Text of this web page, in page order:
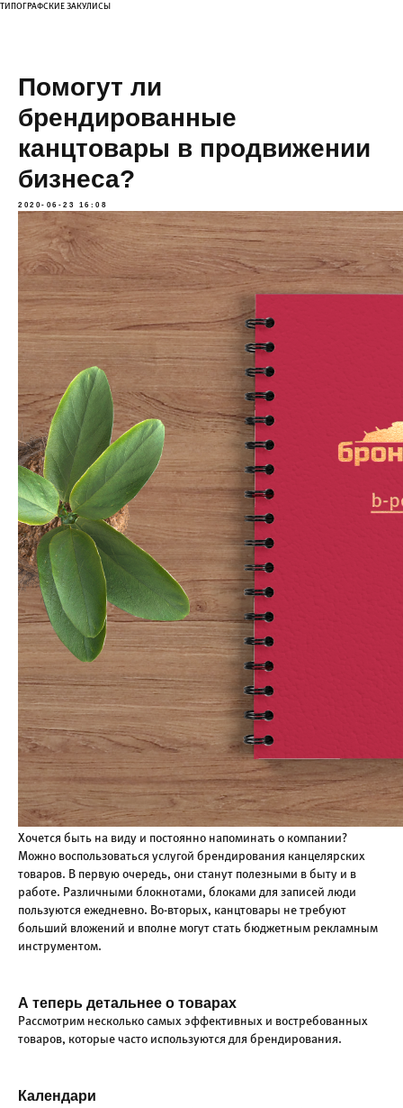
ТИПОГРАФСКИЕ ЗАКУЛИСЫ
Помогут ли
брендированные
канцтовары в продвижении
бизнеса?
2020-06-23 16:08
Хочется быть на виду и постоянно напоминать о компании?
Можно воспользоваться услугой брендирования канцелярских
товаров. В первую очередь, они станут полезными в быту и в
работе. Различными блокнотами, блоками для записей люди
пользуются ежедневно. Во-вторых, канцтовары не требуют
больший вложений и вполне могут стать бюджетным рекламным
инструментом.
А теперь детальнее о товарах
Рассмотрим несколько самых эффективных и востребованных
товаров, которые часто используются для брендирования.
Календари